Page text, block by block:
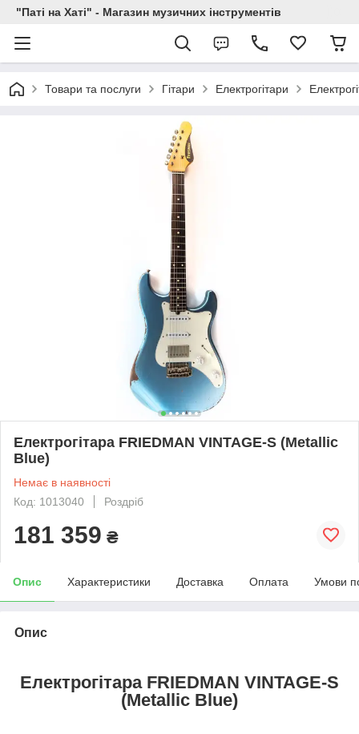
"Паті на Хаті" - Магазин музичних інструментів
Товари та послуги Гітари Електрогітари
Електрогітара FRIEDMAN VINTAGE-S (Metallic
Blue)
Немає в наявності
Код: 1013040
Роздріб
181 359 ₴
Опис Характеристики Доставка Оплата Умови
Опис
Електрогітара FRIEDMAN VINTAGE-S
(Metallic Blue)